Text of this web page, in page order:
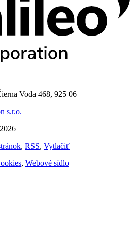
Voda 468, 925 06
s.r.o.
, RSS, Vytlačiť
, Webové sídlo